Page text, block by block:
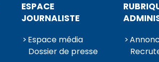
ESPACE
JOURNALISTE
Espace média
Dossier de presse